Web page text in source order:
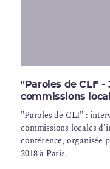
"Paroles de CLI" -
commissions
"Paroles de CLI" :
commissions locales
conférence, organisée
2018 à Paris.